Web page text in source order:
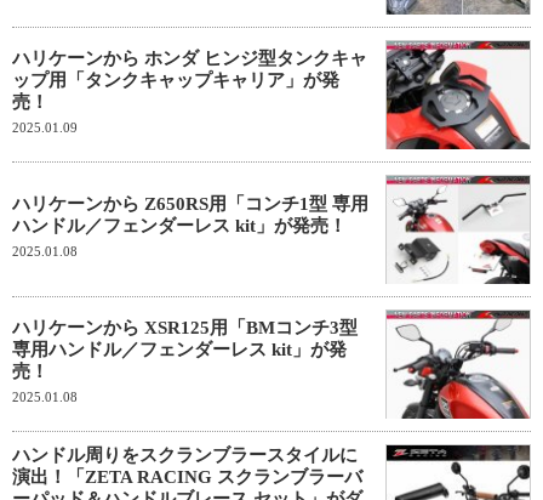
ハリケーンから ホンダ ヒンジ型タンクキャ
ップ用「タンクキャップキャリア」が発
売！
2025.01.09
ハリケーンから Z650RS用「コンチ1型 専用
ハンドル／フェンダーレス kit」が発売！
2025.01.08
ハリケーンから XSR125用「BMコンチ3型
専用ハンドル／フェンダーレス kit」が発
売！
2025.01.08
ハンドル周りをスクランブラースタイルに
演出！「ZETA RACING スクランブラーバ